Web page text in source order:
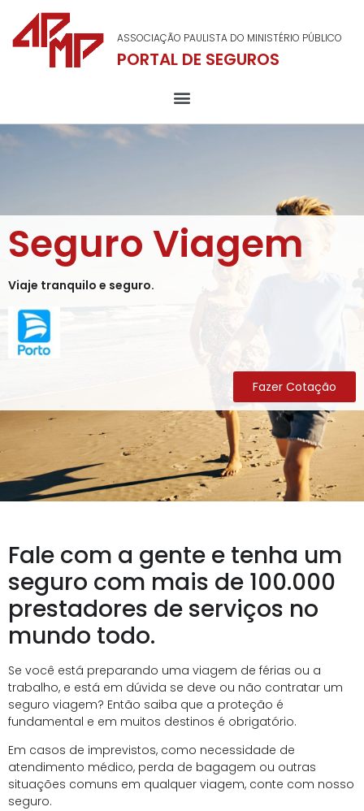
ASSOCIAÇÃO PAULISTA DO MINISTÉRIO PÚBLICO
PORTAL DE SEGUROS
Seguro Viagem
Viaje tranquilo e seguro.
Fazer Cotação
Fale com a gente e tenha um
seguro com mais de 100.000
prestadores de serviços no
mundo todo.
Se você está preparando uma viagem de férias ou a
trabalho, e está em dúvida se deve ou não contratar um
seguro viagem? Então saiba que a proteção é
fundamental e em muitos destinos é obrigatório.
Em casos de imprevistos, como necessidade de
atendimento médico, perda de bagagem ou outras
situações comuns em qualquer viagem, conte com nosso
seguro.